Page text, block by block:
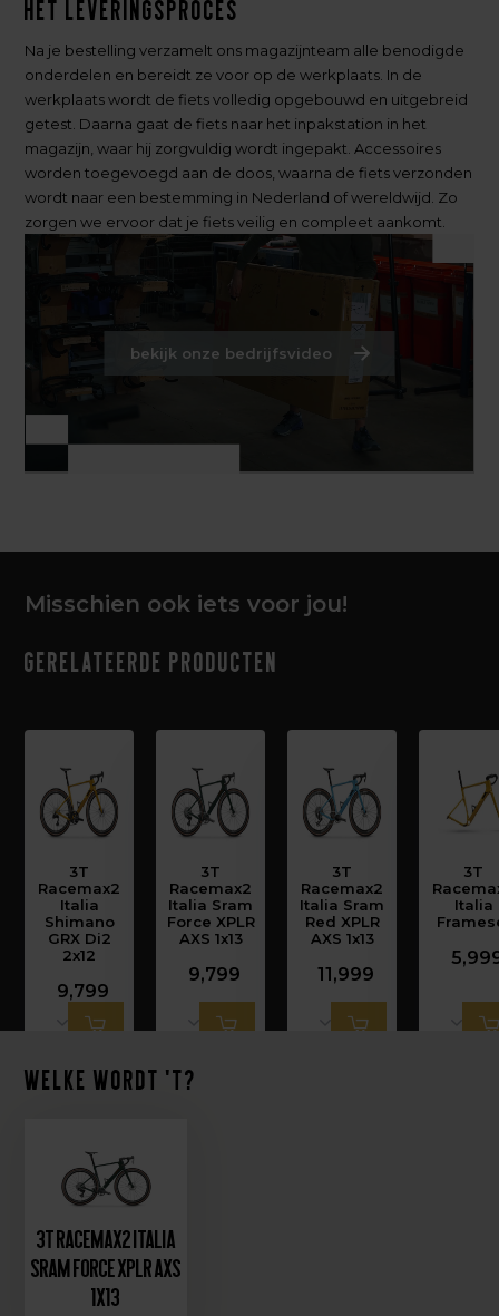
Het leveringsproces
Na je bestelling verzamelt ons magazijnteam alle benodigde
onderdelen en bereidt ze voor op de werkplaats. In de
werkplaats wordt de fiets volledig opgebouwd en uitgebreid
getest. Daarna gaat de fiets naar het inpakstation in het
magazijn, waar hij zorgvuldig wordt ingepakt. Accessoires
worden toegevoegd aan de doos, waarna de fiets verzonden
wordt naar een bestemming in Nederland of wereldwijd. Zo
zorgen we ervoor dat je fiets veilig en compleet aankomt.
bekijk onze bedrijfsvideo
Misschien ook iets voor jou!
Gerelateerde producten
3T
Racemax2
Italia
Shimano
GRX Di2
2x12
9,799
3T
Racemax2
Italia Sram
Force XPLR
AXS 1x13
9,799
3T
Racemax2
Italia Sram
Red XPLR
AXS 1x13
11,999
3T
Italia
Welke wordt 't?
3T Racemax2 Italia
Sram Force XPLR AXS
1x13